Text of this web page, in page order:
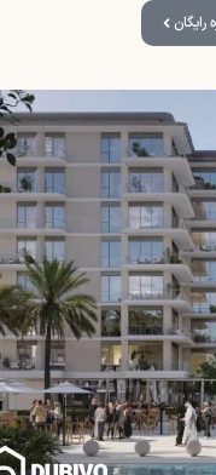
رایگان